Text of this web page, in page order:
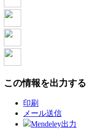
この情報を出力する
印刷
メール送信
Mendeley出力